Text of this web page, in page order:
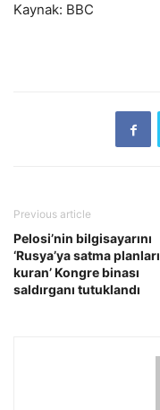
Kaynak: BBC
Previous article
Pelosi’nin bilgisayarını
‘Rusya’ya satma planları
kuran’ Kongre binası
saldırganı tutuklandı